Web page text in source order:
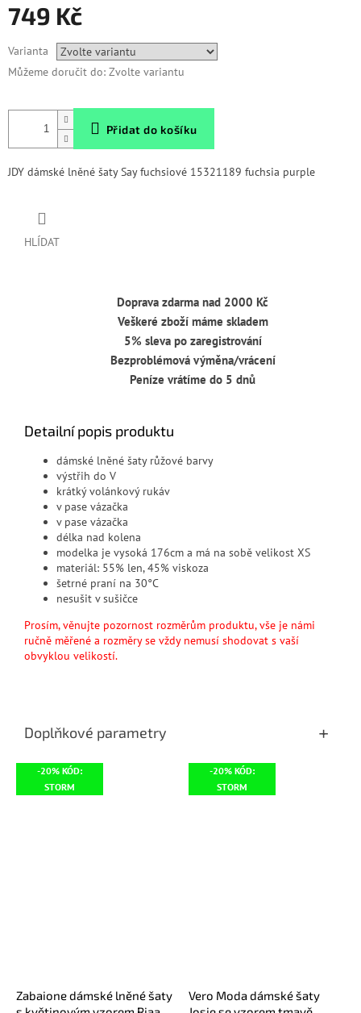
749 Kč
cena:
Varianta
Můžeme doručit do: Zvolte variantu
Přidat do košíku
JDY dámské lněné šaty Say fuchsiové 15321189 fuchsia purple
HLÍDAT
Doprava zdarma nad 2000 Kč
Veškeré zboží máme skladem
5% sleva po zaregistrování
Bezproblémová výměna/vrácení
Peníze vrátíme do 5 dnů
Detailní popis produktu
dámské lněné šaty růžové barvy
výstřih do V
krátký volánkový rukáv
v pase vázačka
v pase vázačka
délka nad kolena
modelka je vysoká 176cm a má na sobě velikost XS
materiál: 55% len, 45% viskoza
šetrné praní na 30°C
nesušit v sušičce
Prosím, věnujte pozornost rozměrům produktu, vše je námi
ručně měřené a rozměry se vždy nemusí shodovat s vaší
obvyklou velikostí.
Doplňkové parametry
-20% KÓD:
STORM
Zabaione dámské lněné šaty
-20% KÓD:
STORM
Vero Moda dámské šaty